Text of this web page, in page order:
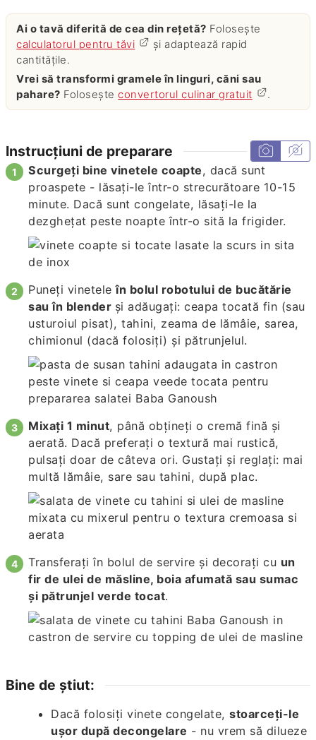
Ai o tavă diferită de cea din rețetă? Folosește
calculatorul pentru tăvi
și adaptează rapid
cantitățile.
Vrei să transformi gramele în linguri, căni sau
pahare? Foloseșteconvertorul culinar gratuit .
Instrucțiuni de preparare
Scurgeți bine vinetele coapte, dacă sunt
proaspete - lăsați-le într-o strecurătoare 10-15
minute. Dacă sunt congelate, lăsați-le la
dezghețat peste noapte într-o sită la frigider.
Puneți vineteleîn bolul robotului de bucătărie
sau în blender și adăugați: ceapa tocată fin (sau
usturoiul pisat), tahini, zeama de lămâie, sarea,
chimionul (dacă folosiți) și pătrunjelul.
Mixați 1 minut, până obțineți o cremă fină și
aerată. Dacă preferați o textură mai rustică,
pulsați doar de câteva ori. Gustați și reglați: mai
multă lămâie, sare sau tahini, după plac.
Transferați în bolul de servire și decorați cu un
fir de ulei de măsline, boia afumată sau sumac
și pătrunjel verde tocat.
Bine de știut:
Dacă folosiți vinete congelate,stoarceți-le
ușor după decongelare - nu vrem să dilueze